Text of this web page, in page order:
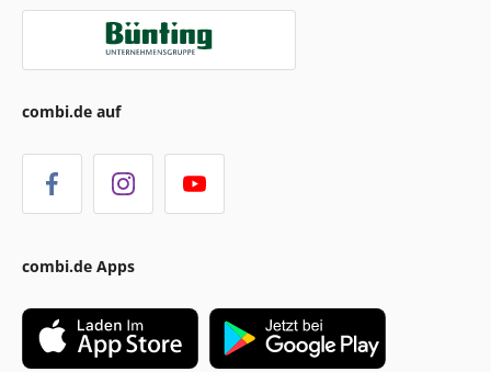
combi.de auf
combi.de Apps